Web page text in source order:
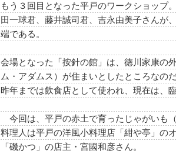
もう３回目となった平戸のワークショップ
田一球君、藤井誠司君、吉永由美子さんが
端である。
会場となった「按針の館」は、徳川家康の
ム・アダムス）が住まいとしたところなの
昨年までは飲食店として使われ、現在は、
今回は、平戸の赤土で育ったじゃがいも
料理人は平戸の洋風小料理店「紺や亭」の
「磯かつ」の店主・宮國和彦さん。